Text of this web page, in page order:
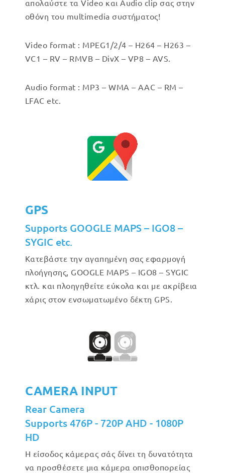
απολαύστε τα Video και Audio clip σας στην
οθόνη του multimedia συστήματος!
Video format : MPEG1/2/4 – H264 – H263 –
VC1 – RV – RMVB – DivX – VP8 – AVS.
Audio format : MP3 – WMA – AAC – RM –
LFAC etc.
GPS
Supports GOOGLE MAPS – IGO8 –
SYGIC etc.
Κατεβάστε την αγαπημένη σας εφαρμογή
πλοήγησης, GOOGLE MAPS – IGO8 – SYGIC
κτλ. και πλοηγηθείτε εύκολα και με ακρίβεια
χάρις στον ενσωματωμένο δέκτη GPS.
CAMERA INPUT
Rear Camera
Supports 476P - 720P AHD - 1080P
HD
Η είσοδος κάμερας σάς δίνει τη δυνατότητα
να προσθέσετε μια κάμερα οπισθοπορείας